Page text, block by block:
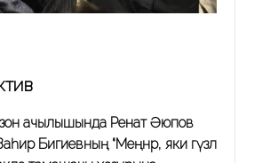
ачылышында Ренат Әюпов
Бигиевның “Меңнәр, яки гүзәл